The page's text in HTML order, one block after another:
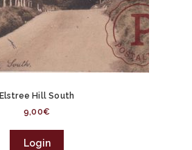
Elstree Hill South
9,00€
Login